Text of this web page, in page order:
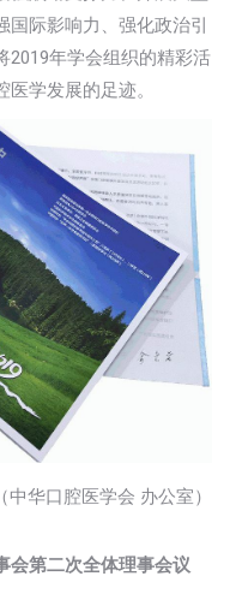
际影响力、强化政治引
2019年学会组织的精彩活
学发展的足迹。
（中华口腔医学会 办公室）
会第二次全体理事会议